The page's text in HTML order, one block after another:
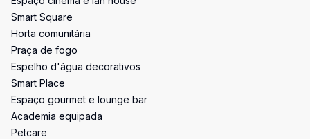
Smart Square
Horta comunitária
Praça de fogo
Espelho d'água decorativos
Smart Place
Espaço gourmet e lounge bar
Academia equipada
Petcare